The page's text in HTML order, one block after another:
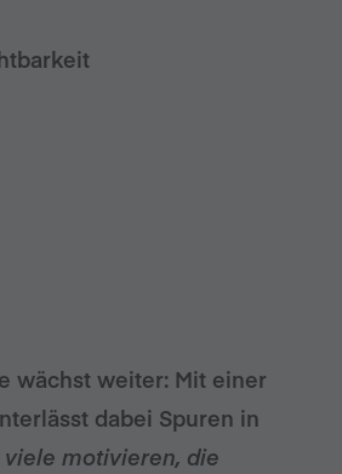
wächst weiter: Mit einer
dabei Spuren in
motivieren, die